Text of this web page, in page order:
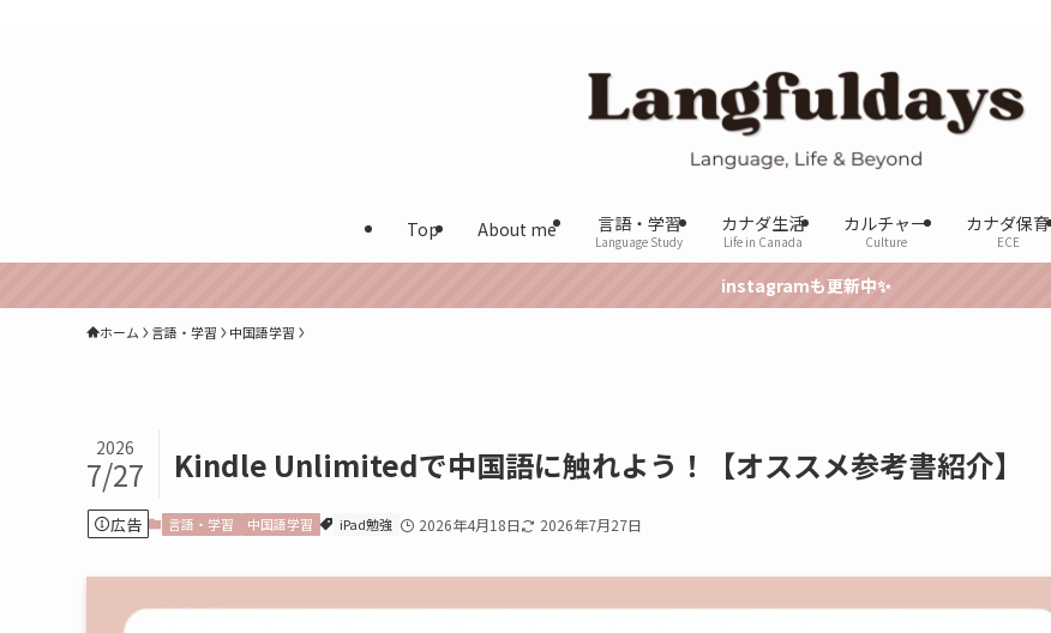
Top About me 言語・学習
Language Study
カナダ生活
Life in Canada
カルチャー
Culture
カナダ保育
ECE
instagramも更新中✨
ホーム 言語・学習 中国語学習
Kindle Unlimitedで中国語に触れよう！【オススメ参考書紹介】
2026
7/27
広告 言語・学習 中国語学習 iPad勉強 2026年4月18日 2026年7月27日